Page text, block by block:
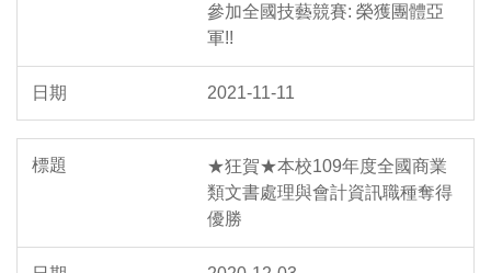
參加全國技藝競賽: 榮獲團體亞
軍!!
2021-11-11
★狂賀★本校109年度全國商業
類文書處理與會計資訊職種奪得
優勝